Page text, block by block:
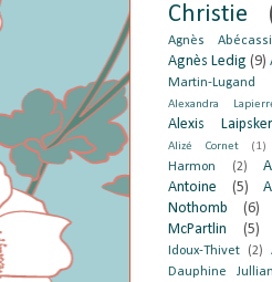
Christie
Agnès
Agnès Ledig (9)
Martin-Lugand
Alexandra
Alexis Laipsker
Alizé Cornet (1)
Harmon
(2)
Antoine
(5)
Nothomb
(6)
McPartlin
(5)
Idoux-Thivet
(2)
Dauphine